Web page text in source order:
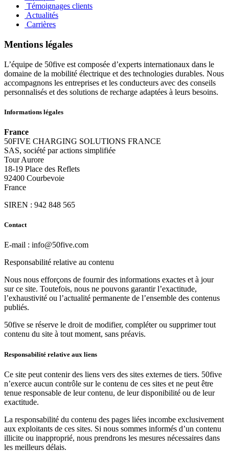
Témoignages clients
Actualités
Carrières
Mentions légales
L’équipe de 50five est composée d’experts internationaux dans le
domaine de la mobilité électrique et des technologies durables. Nous
accompagnons les entreprises et les conducteurs avec des conseils
personnalisés et des solutions de recharge adaptées à leurs besoins.
Informations légales
France
50FIVE CHARGING SOLUTIONS FRANCE
SAS, société par actions simplifiée
Tour Aurore
18-19 Place des Reflets
92400 Courbevoie
France
SIREN : 942 848 565
Contact
E-mail : info@50five.com
Responsabilité relative au contenu
Nous nous efforçons de fournir des informations exactes et à jour
sur ce site. Toutefois, nous ne pouvons garantir l’exactitude,
l’exhaustivité ou l’actualité permanente de l’ensemble des contenus
publiés.
50five se réserve le droit de modifier, compléter ou supprimer tout
contenu du site à tout moment, sans préavis.
Responsabilité relative aux liens
Ce site peut contenir des liens vers des sites externes de tiers. 50five
n’exerce aucun contrôle sur le contenu de ces sites et ne peut être
tenue responsable de leur contenu, de leur disponibilité ou de leur
exactitude.
La responsabilité du contenu des pages liées incombe exclusivement
aux exploitants de ces sites. Si nous sommes informés d’un contenu
illicite ou inapproprié, nous prendrons les mesures nécessaires dans
les meilleurs délais.